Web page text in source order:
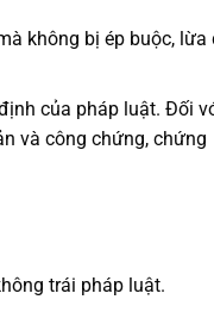
không bị ép buộc, lừa
của pháp luật. Đối
và công chứng, chứng
trái pháp luật.